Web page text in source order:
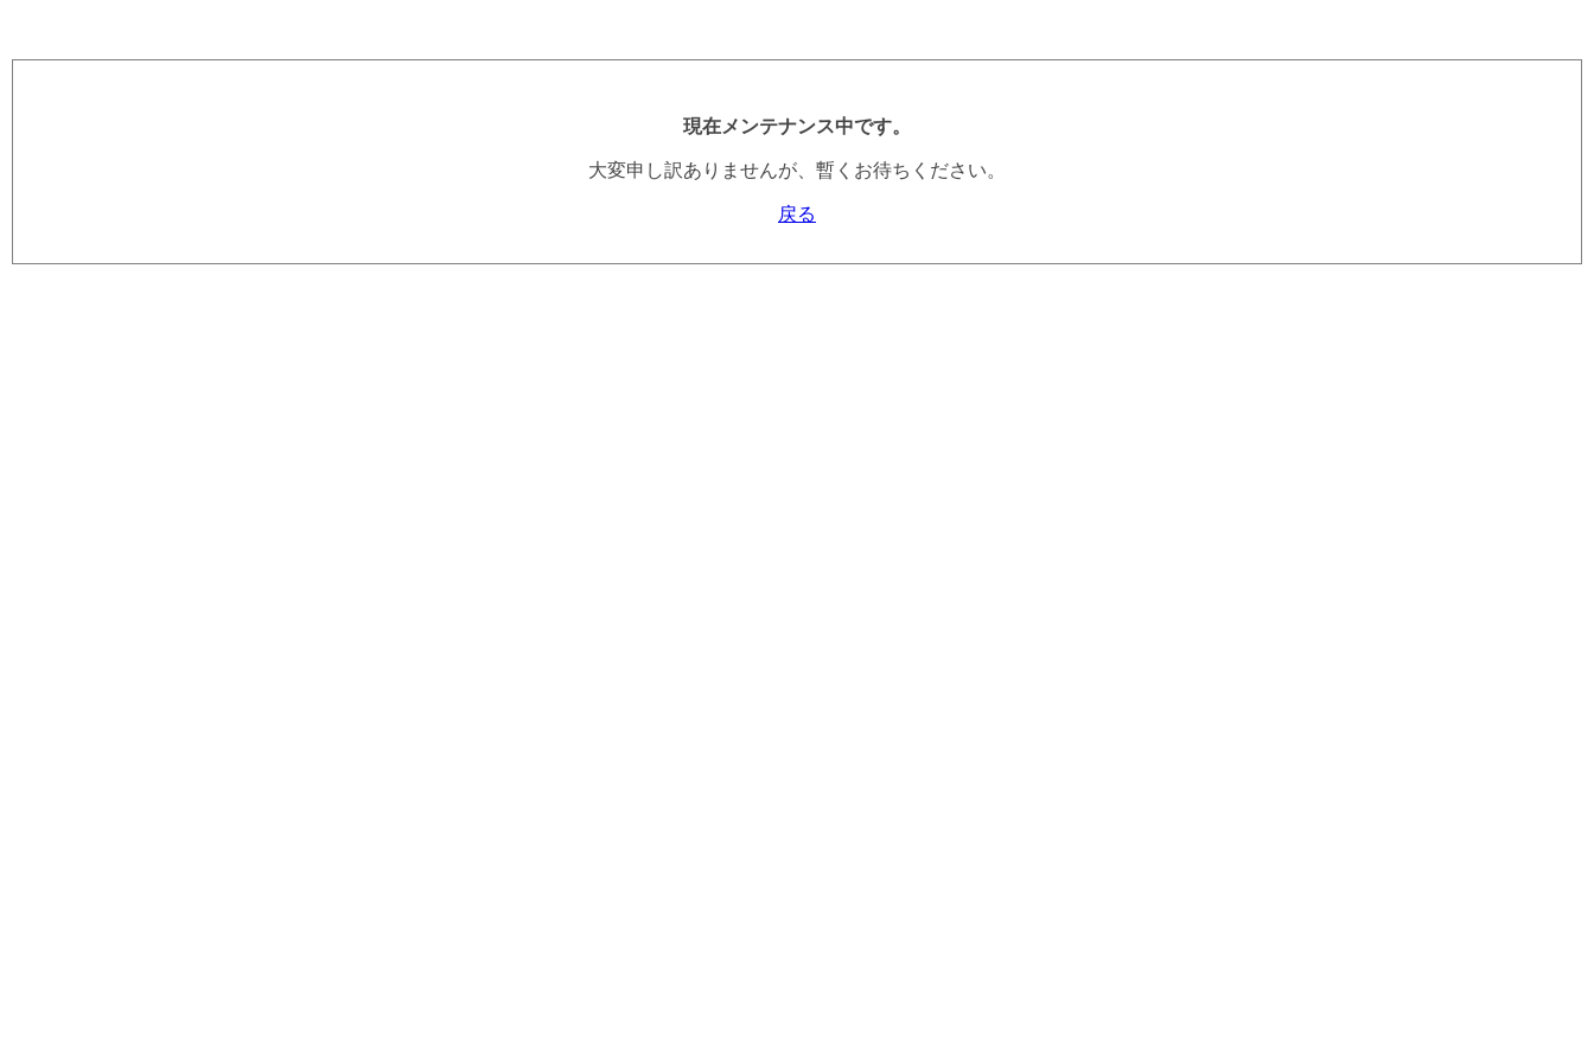
現在メンテナンス中です。
大変申し訳ありませんが、暫くお待ちください。
戻る